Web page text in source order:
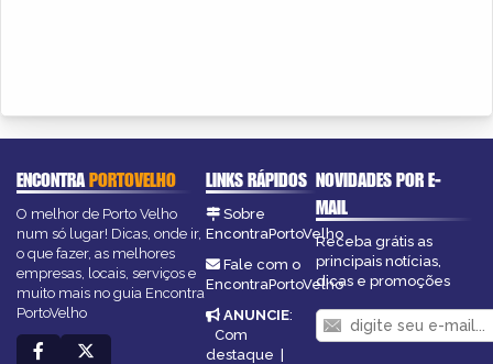
ENCONTRAPORTOVELHO
O melhor de Porto Velho
num só lugar! Dicas, onde ir,
o que fazer, as melhores
empresas, locais, serviços e
muito mais no guia Encontra
PortoVelho
LINKS RÁPIDOS
Sobre
EncontraPortoVelho
Fale com o
EncontraPortoVelho
ANUNCIE:
Com
destaque
NOVIDADES POR E-
MAIL
Receba grátis as
principais notícias,
dicas e promoções